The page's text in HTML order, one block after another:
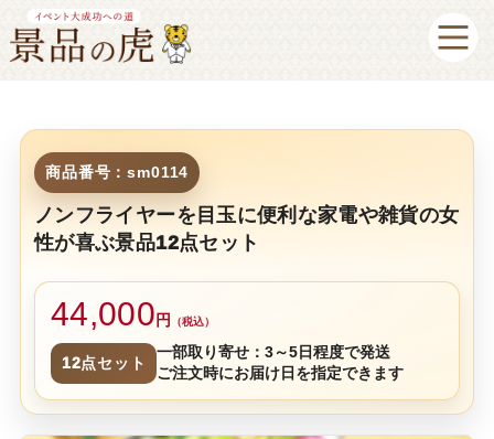
商品番号：sm0114
ノンフライヤーを目玉に便利な家電や雑貨の女
性が喜ぶ景品12点セット
44,000 円 （税込）
12点セット
一部取り寄せ：3～5日程度で発送
ご注文時にお届け日を指定できます